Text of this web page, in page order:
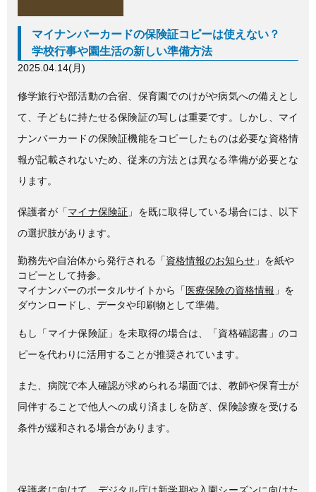
o
k
マイナンバーカードの保険証コピーは使えない？
学校行事や園生活の新しい準備方法
2025.04.14(月)
修学旅行や部活動の合宿、保育園でのけがや病気への備えとし
て、子どもに持たせる保険証の写しは重要です。しかし、マイ
ナンバーカードの保険証機能をコピーしたものは必要な資格情
報が記載されないため、従来の方法とは異なる準備が必要とな
ります。
保護者が「マイナ保険証 」を既に取得している場合には、以下
の選択肢があります。
勤務先や自治体から発行される「資格情報のお知らせ 」を紙や
コピーとして持参。
マイナンバーのポータルサイトから「 医療保険の資格情報 」を
ダウンロードし、データや印刷物として準備。
もし「マイナ保険証」を未取得の場合は、「資格確認書」のコ
ピーを代わりに活用することが推奨されています。
また、病院で本人確認が求められる場面では、教師や保育士が
同伴することで他人への成り済ましを防ぎ、保険診療を受ける
条件が緩和される場合があります。